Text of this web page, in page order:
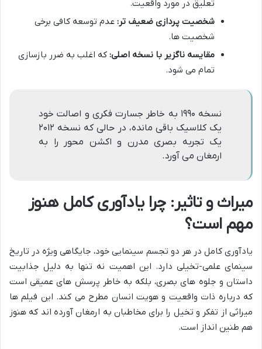
تعلیق در مورد واقعیت.
شخصیت پردازی ضعیف تر: عدم توسعه کافی برخی
شخصیت ها.
مقایسه ناگزیر با نسخه اصلی: که اغلب به ضرر بازسازی
تمام می شود.
نسخه ۱۹۹۰ به خاطر جسارت فکری و اصالت خود
یک کلاسیک باقی مانده، در حالی که نسخه ۲۰۱۲
یک تجربه بصری مدرن و اکشن محور را به
ارمغان می آورد.
میراث و تاثیر: چرا یادآوری کامل هنوز
مهم است؟
یادآوری کامل در هر دو تجسم سینمایی خود، جایگاهی ویژه در تاریخ
سینمای علمی-تخیلی دارد. این اهمیت نه تنها به دلیل جذابیت
داستان و جلوه های بصری، بلکه به خاطر پرسش های عمیقی است
که درباره ذات واقعیت و هویت انسان مطرح می کند. این فیلم ها
میراثی از تفکر و تخیل را برای مخاطبان به ارمغان آورده اند که هنوز
هم طنین انداز است.